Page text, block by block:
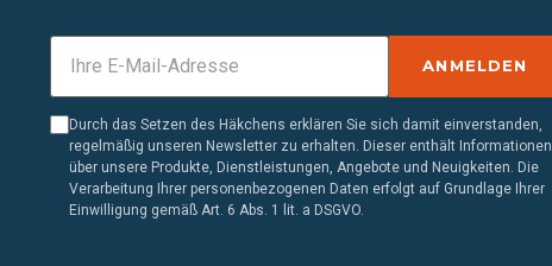
ANMELDEN
Durch das Setzen des Häkchens erklären Sie sich damit einverstanden,
regelmäßig unseren Newsletter zu erhalten. Dieser enthält Informationen
über unsere Produkte, Dienstleistungen, Angebote und Neuigkeiten. Die
Verarbeitung Ihrer personenbezogenen Daten erfolgt auf Grundlage Ihrer
Einwilligung gemäß Art. 6 Abs. 1 lit. a DSGVO.